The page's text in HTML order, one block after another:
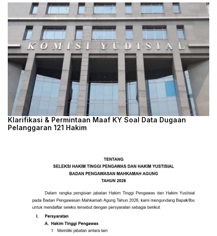
Klarifikasi & Permintaan Maaf KY Soal Data Dugaan
Pelanggaran 121 Hakim